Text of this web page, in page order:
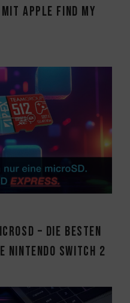
mit Apple Find My
– Die besten
Nintendo Switch 2